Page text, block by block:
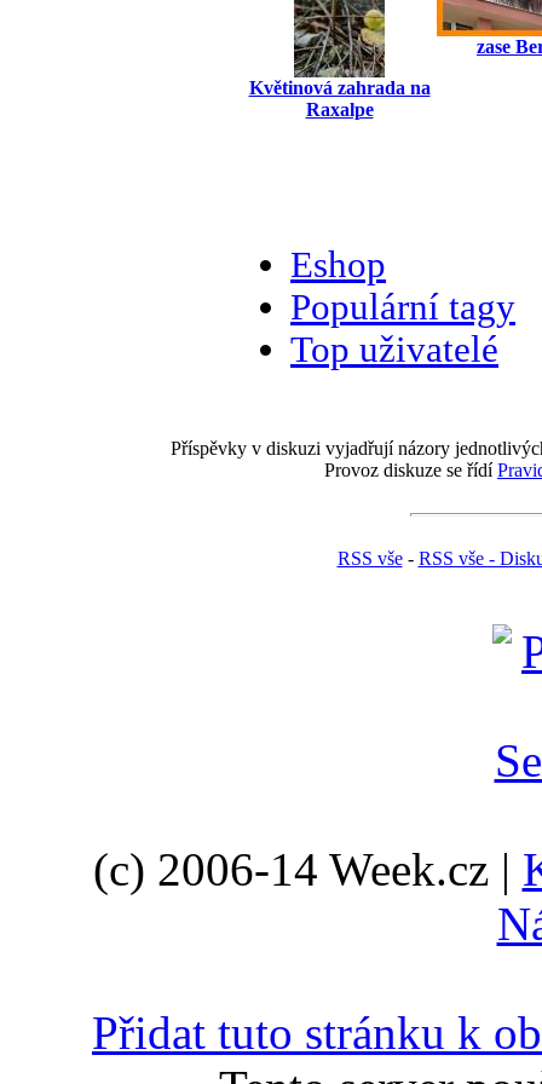
Květinová zahrada na
Raxalpe
zase
Eshop
Populární tagy
Top uživatelé
Příspěvky v diskuzi vyjadřují názory
Provoz diskuze se řídí
RSS vše- RSS vše -
(c) 2006-14 Week.cz |
Přidat tuto stránku k